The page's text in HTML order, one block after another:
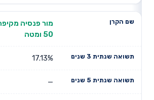
מור פנסיה
50 ומטה
17.13%
—